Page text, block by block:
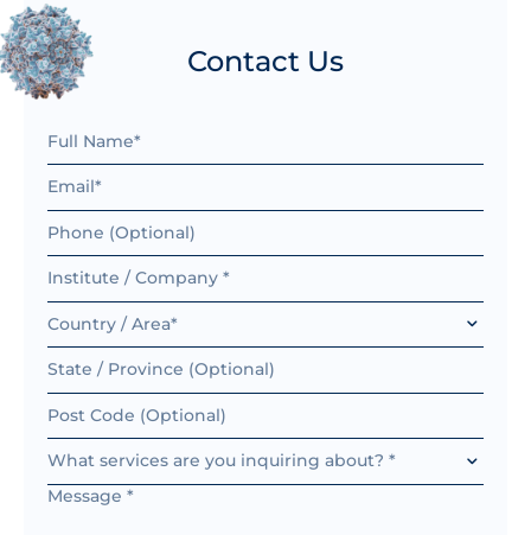
Contact Us
Country / Area*
What services are you inquiring about? *